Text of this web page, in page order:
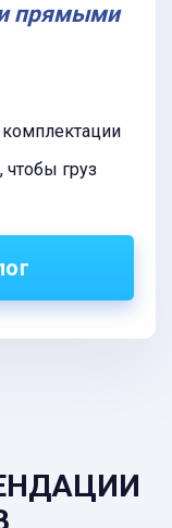
прямыми
груз